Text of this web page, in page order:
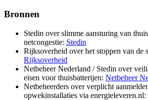
Bronnen
Stedin over slimme aansturing van
netcongestie: Stedin
Rijksoverheid over het stoppen van de
Rijksoverheid
Netbeheer Nederland / Stedin over
eisen voor thuisbatterijen: Netbeheer
Netbeheerders over verplicht
opwekinstallaties via energieleveren.nl: